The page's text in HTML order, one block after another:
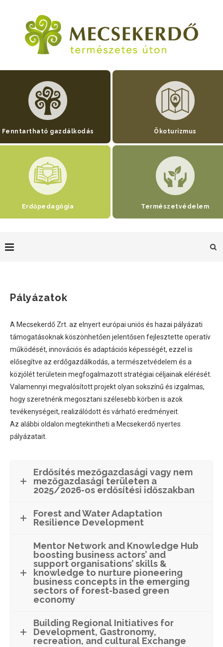
Fenntartható gazdálkodás Ökoturizmus
Erdőpedagógia Természetvédelem
Pályázatok
A Mecsekerdő Zrt. az elnyert európai uniós és hazai pályázati
támogatásoknak köszönhetően jelentősen fejlesztette operatív
működését, innovációs és adaptációs képességét, ezzel is
elősegítve az erdőgazdálkodás, a természetvédelem és a
közjólét területein megfogalmazott stratégiai céljainak elérését.
Valamennyi megvalósított projekt olyan sokszínű és izgalmas,
hogy szeretnénk megosztani szélesebb körben is azok
tevékenységeit, realizálódott és várható eredményeit.
Az alábbi oldalon megtekintheti a Mecsekerdő nyertes
pályázatait.
Erdősítés mezőgazdasági vagy nem
mezőgazdasági területen a
2025/2026-os erdősítési időszakban
Forest and Water Adaptation
Resilience Development
Mentor Network and Knowledge Hub
boosting business actors’ and
support organisations’ skills &
knowledge to nurture pioneering
business concepts in the emerging
sectors of forest-based green
economy
Building Regional Initiatives for
Development, Gastronomy,
recreation, and cultural Exchange